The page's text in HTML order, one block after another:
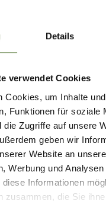
Details
verwendet Cookies
Cookies, um Inhalte
Funktionen für soziale
die Zugriffe auf unsere
geben wir
Website an
Werbung und
diese Informationen
zusammen, die Sie
am Fuße des Kirchleins
in dessen ruhigem